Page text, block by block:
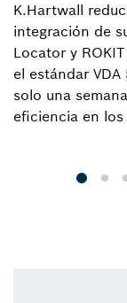
K.Hartwall
integración de
Locator y
el estándar
solo una
eficiencia en